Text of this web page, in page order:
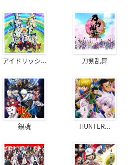
アイドリッシ... 刀剣乱舞
銀魂 HUNTER...